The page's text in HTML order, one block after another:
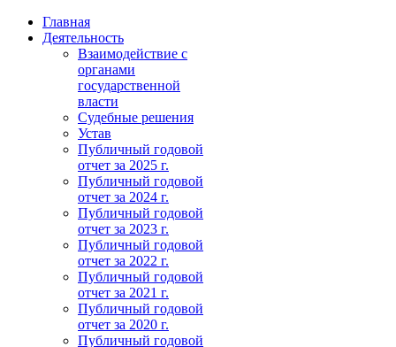
Главная
Деятельность
Взаимодействие с
органами
государственной
власти
Судебные решения
Устав
Публичный годовой
отчет за 2025 г.
Публичный годовой
отчет за 2024 г.
Публичный годовой
отчет за 2023 г.
Публичный годовой
отчет за 2022 г.
Публичный годовой
отчет за 2021 г.
Публичный годовой
отчет за 2020 г.
Публичный годовой